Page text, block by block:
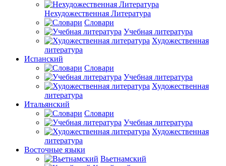
Нехудожественная Литература
Словари
Учебная литература
Художественная
литература
Испанский
Словари
Учебная литература
Художественная
литература
Итальянский
Словари
Учебная литература
Художественная
литература
Восточные языки
Вьетнамский